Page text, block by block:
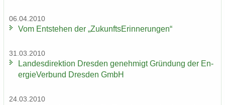
06.04.2010
Vom Ent­ste­hen der „Zu­kunfts­Er­in­ne­run­gen“
31.03.2010
Lan­des­di­rek­ti­on Dres­den ge­neh­migt Grün­dung der En­
er­gie­Ver­bund Dres­den GmbH
24.03.2010